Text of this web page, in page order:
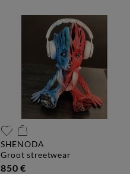
SHENODA
groot streetwear
850 €